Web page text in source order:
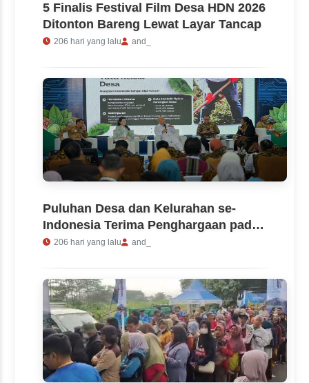
5 Finalis Festival Film Desa HDN 2026
Ditonton Bareng Lewat Layar Tancap
206 hari yang lalu and_
Puluhan Desa dan Kelurahan se-
Indonesia Terima Penghargaan pada
Peringatan HDN 2026
206 hari yang lalu and_